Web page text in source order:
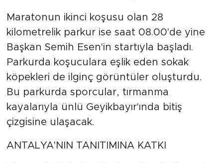
Maratonun ikinci koşusu olan 28
kilometrelik parkur ise saat 08.00'de yine
Başkan Semih Esen'in startıyla başladı.
Parkurda koşuculara eşlik eden sokak
köpekleri de ilginç görüntüler oluşturdu.
Bu parkurda sporcular, tırmanma
kayalarıyla ünlü Geyikbayır'ında bitiş
çizgisine ulaşacak.
ANTALYA'NIN TANITIMINA KATKI